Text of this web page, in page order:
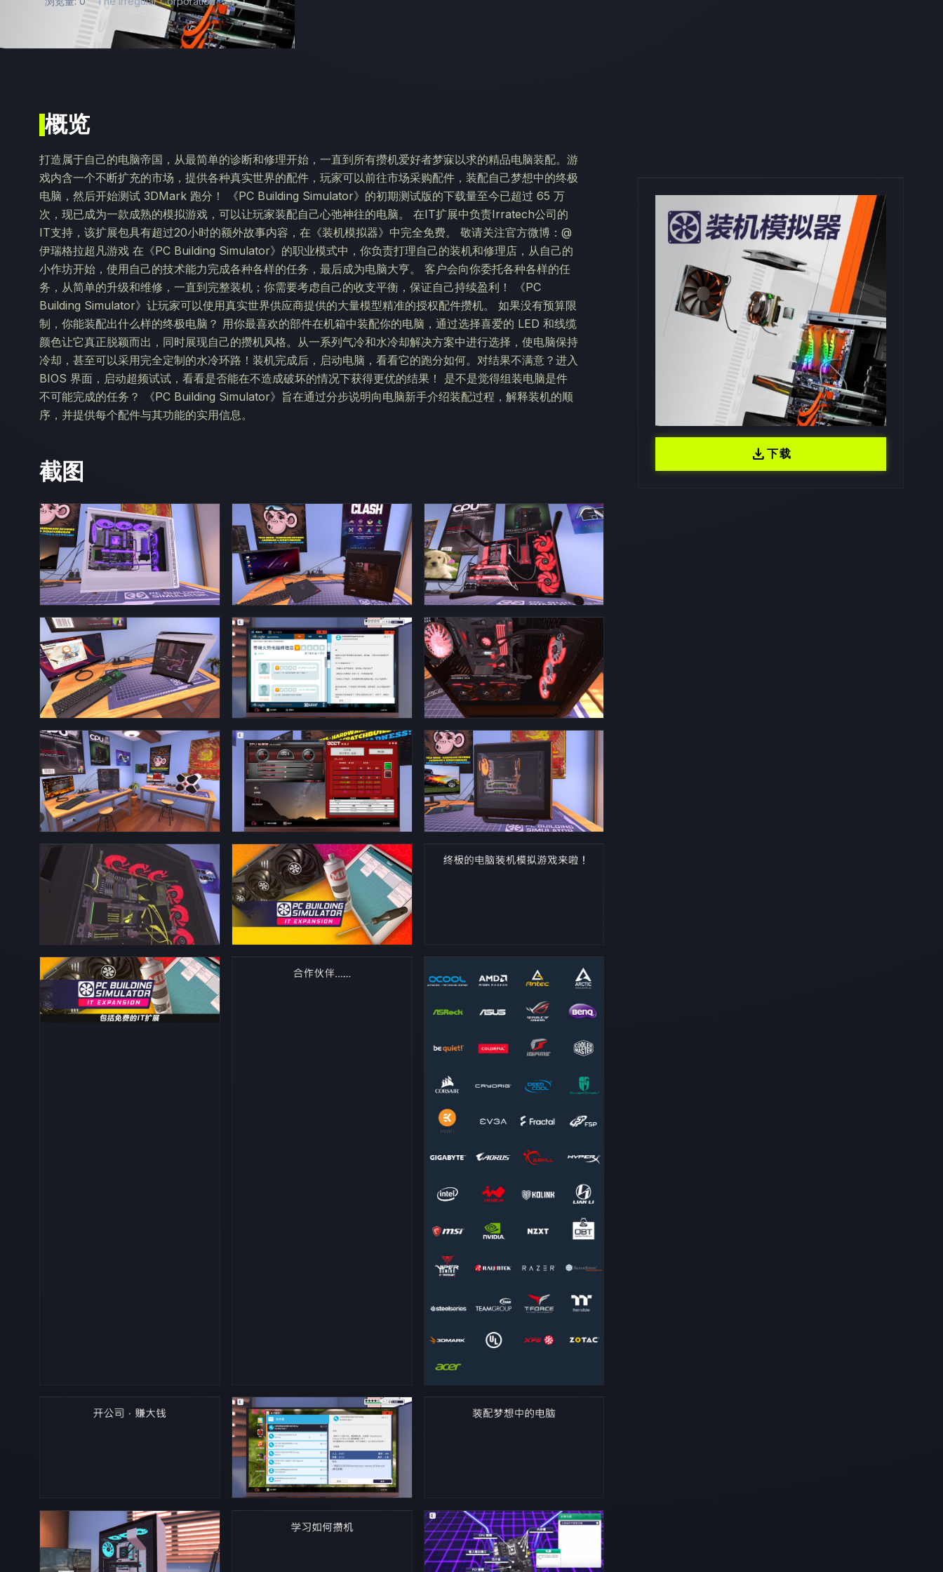
概览
打造属于自己的电脑帝国，从最简单的诊断和修理开始，一直到所有攒机爱好者梦寐以求的精品电脑装配。游
戏内含一个不断扩充的市场，提供各种真实世界的配件，玩家可以前往市场采购配件，装配自己梦想中的终极
电脑，然后开始测试 3DMark 跑分！ 《PC Building Simulator》的初期测试版的下载量至今已超过 65 万
次，现已成为一款成熟的模拟游戏，可以让玩家装配自己心弛神往的电脑。 在IT扩展中负责Irratech公司的
IT支持，该扩展包具有超过20小时的额外故事内容，在《装机模拟器》中完全免费。 敬请关注官方微博：@
伊瑞格拉超凡游戏 在《PC Building Simulator》的职业模式中，你负责打理自己的装机和修理店，从自己的
小作坊开始，使用自己的技术能力完成各种各样的任务，最后成为电脑大亨。 客户会向你委托各种各样的任
务，从简单的升级和维修，一直到完整装机；你需要考虑自己的收支平衡，保证自己持续盈利！ 《PC
Building Simulator》让玩家可以使用真实世界供应商提供的大量模型精准的授权配件攒机。 如果没有预算限
制，你能装配出什么样的终极电脑？ 用你最喜欢的部件在机箱中装配你的电脑，通过选择喜爱的 LED 和线缆
颜色让它真正脱颖而出，同时展现自己的攒机风格。从一系列气冷和水冷却解决方案中进行选择，使电脑保持
冷却，甚至可以采用完全定制的水冷环路！装机完成后，启动电脑，看看它的跑分如何。对结果不满意？进入
BIOS 界面，启动超频试试，看看是否能在不造成破坏的情况下获得更优的结果！ 是不是觉得组装电脑是件
不可能完成的任务？ 《PC Building Simulator》旨在通过分步说明向电脑新手介绍装配过程，解释装机的顺
序，并提供每个配件与其功能的实用信息。
截图
download下载